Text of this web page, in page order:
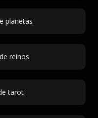
planetas
reinos
tarot